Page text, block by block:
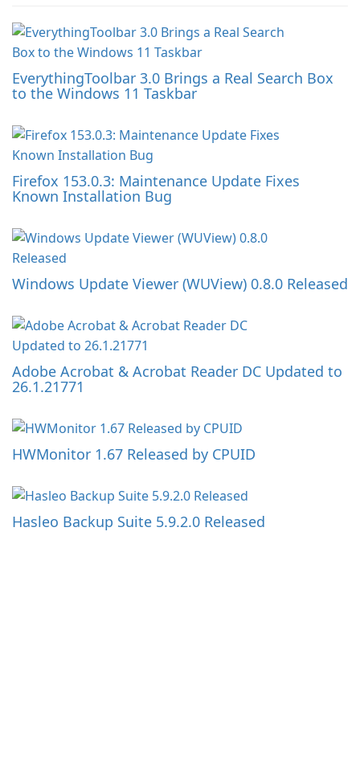
EverythingToolbar 3.0 Brings a Real Search Box
to the Windows 11 Taskbar
Firefox 153.0.3: Maintenance Update Fixes
Known Installation Bug
Windows Update Viewer (WUView) 0.8.0 Released
Adobe Acrobat & Acrobat Reader DC Updated to
26.1.21771
HWMonitor 1.67 Released by CPUID
Hasleo Backup Suite 5.9.2.0 Released